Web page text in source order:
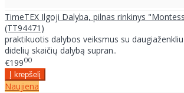
TimeTEX Ilgoji Dalyba, pilnas rinkinys
(TT94471)
praktikuotis dalybos veiksmus su
didelių skaičių dalybą supran..
€19900
Naujiena